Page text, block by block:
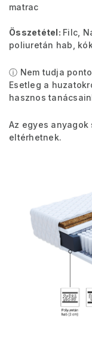
matrac
Összetétel: Filc,
poliuretán hab,
ⓘ Nem tudja
Esetleg a
hasznos
Az egyes
eltérhetnek.